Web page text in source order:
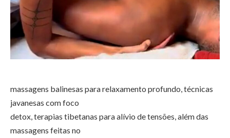
massagens balinesas para relaxamento profundo, técnicas
javanesas com foco
detox, terapias tibetanas para alívio de tensões, além das
massagens feitas no